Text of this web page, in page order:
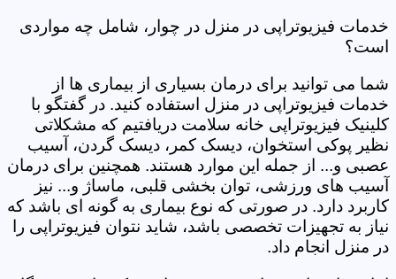
خدمات فیزیوتراپی در منزل در چوار، شامل چه مواردی
است؟
شما می توانید برای درمان بسیاری از بیماری ها از
خدمات فیزیوتراپی در منزل استفاده کنید. در گفتگو با
کلینیک فیزیوتراپی خانه سلامت دریافتیم که مشکلاتی
نظیر پوکی استخوان، دیسک کمر، دیسک گردن، آسیب
عصبی و... از جمله این موارد هستند. همچنین برای درمان
آسیب های ورزشی، توان بخشی قلبی، ماساژ و... نیز
کاربرد دارد. در صورتی که نوع بیماری به گونه ای باشد که
نیاز به تجهیزات تخصصی باشد، شاید نتوان فیزیوتراپی را
در منزل انجام داد.